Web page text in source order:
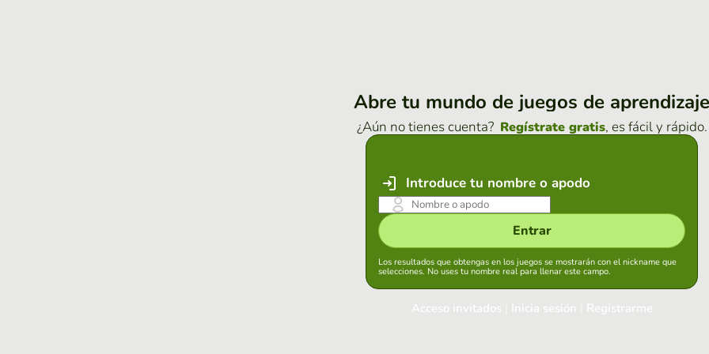
Abre tu mundo de juegos de aprendizaje
¿Aún no tienes cuenta? Regístrate gratis, es fácil y rápido.
Introduce tu nombre o apodo
Entrar
Los resultados que obtengas en los juegos se mostrarán con el nickname que
selecciones. No uses tu nombre real para llenar este campo.
Acceso invitados Inicia sesión Registrarme